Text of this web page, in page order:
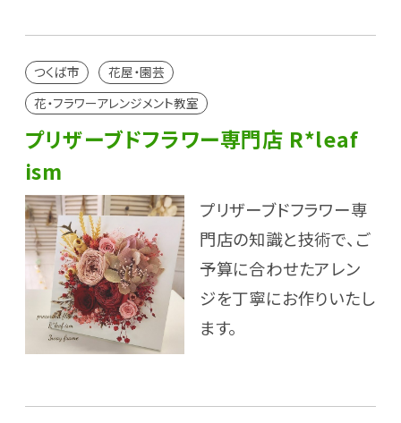
つくば市
花屋・園芸
花・フラワーアレンジメント教室
プリザーブドフラワー専門店 R*leaf
ism
プリザーブドフラワー専
門店の知識と技術で、ご
予算に合わせたアレン
ジを丁寧にお作りいたし
ます。